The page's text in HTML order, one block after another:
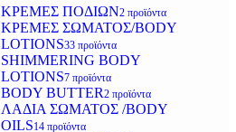
ΚΡΕΜΕΣ ΠΟΔΙΩΝ2 προϊόντα
ΚΡΕΜΕΣ ΣΩΜΑΤΟΣ/BODY
LOTIONS33 προϊόντα
SHIMMERING BODY
LOTIONS7 προϊόντα
BODY BUTTER2 προϊόντα
ΛΑΔΙΑ ΣΩΜΑΤΟΣ /BODY
OILS14 προϊόντα